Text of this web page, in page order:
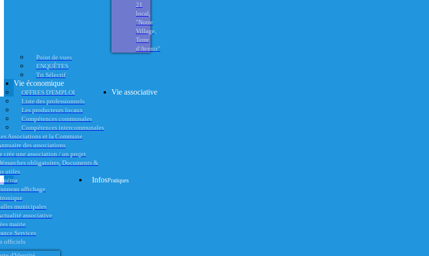
21
local,
"Notre
Village,
Terre
d'Avenir"
Point de vues
ENQUÊTES
Tri Sélectif
Vie économique
OFFRES D'EMPLOI
Liste des professionnels
Les producteurs locaux
Compétences communales
Compétences intercommunales
Vie associative
Associations et la Commune
des associations
crée une association / un projet
obligatoires, Documents &
utiles
affichage
municipales
associative
InfosPratiques
mairie
Services
officiels